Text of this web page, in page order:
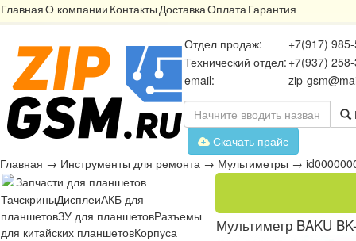
ГлавнаяО компании КонтактыДоставкаОплатаГарантия
Отдел продаж:
+7(917)
Технический отдел: +7(937)
email:
zip-
Скачать прайс
Главная → Инструменты для ремонта → Мультиметры →
Запчасти для планшетов
ТачскриныДисплеиАКБ для
планшетовЗУ для планшетовРазъемы
для китайских планшетовКорпуса
Мультиметр BAKU